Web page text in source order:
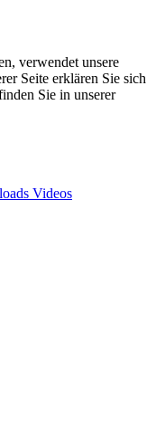
verwendet unsere
Seite erklären Sie sich
Sie in unserer
Videos